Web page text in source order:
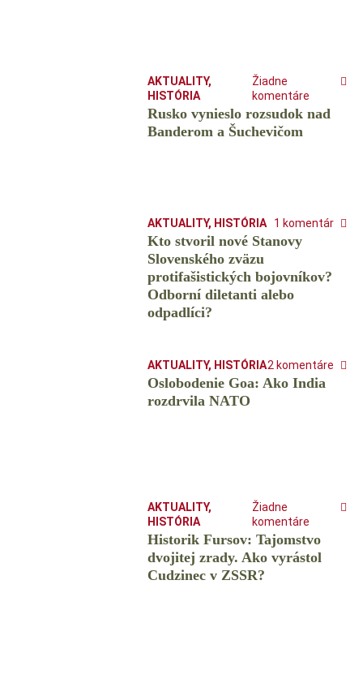
AKTUALITY,
HISTÓRIA
Žiadne
komentáre
Rusko vynieslo rozsudok nad
Banderom a Šuchevičom
AKTUALITY, HISTÓRIA 1 komentár
Kto stvoril nové Stanovy
Slovenského zväzu
protifašistických bojovníkov?
Odborní diletanti alebo
odpadlíci?
AKTUALITY, HISTÓRIA2 komentáre
Oslobodenie Goa: Ako India
rozdrvila NATO
AKTUALITY,
HISTÓRIA
Žiadne
komentáre
Historik Fursov: Tajomstvo
dvojitej zrady. Ako vyrástol
Cudzinec v ZSSR?